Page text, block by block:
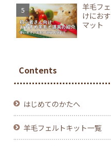
羊毛フ
けにお
マット
Contents
はじめてのかたへ
羊毛フェルトキット一覧